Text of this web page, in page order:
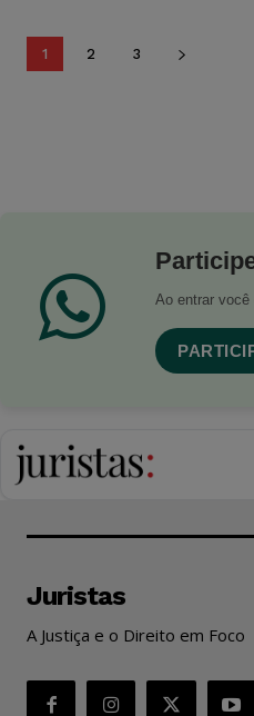
1 2 3
Ao entrar
Juristas
A Justiça e o Direito em Foco